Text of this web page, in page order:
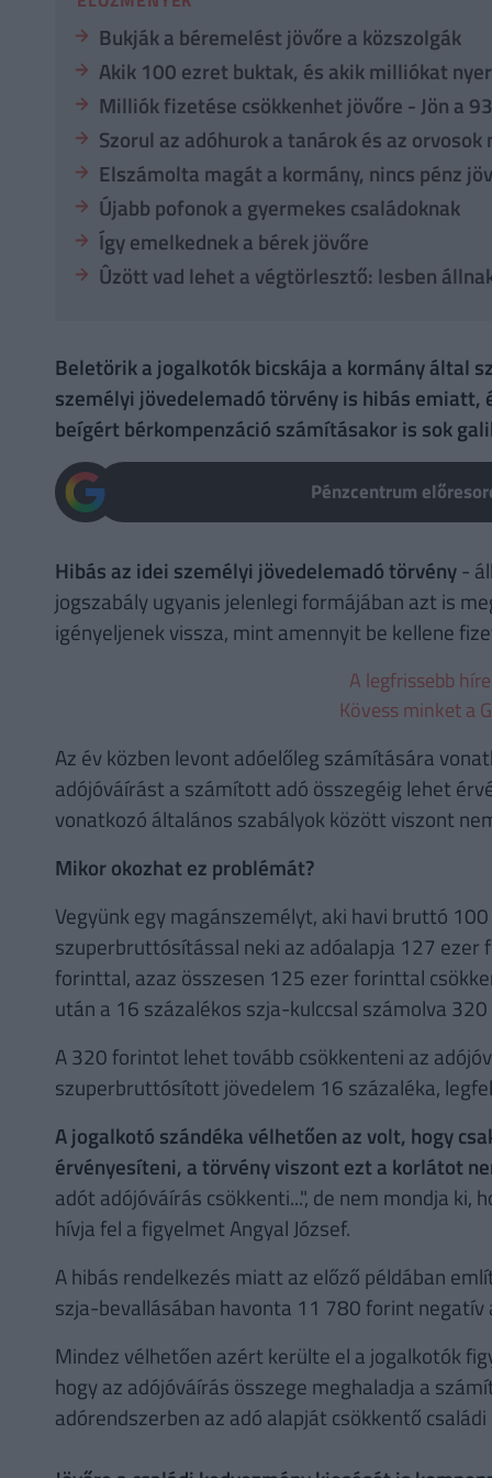
Bukják a béremelést jövőre a közszolgák
Akik 100 ezret buktak, és akik milliókat
Milliók fizetése csökkenhet jövőre - Jön a
Szorul az adóhurok a tanárok és az orvosok
Elszámolta magát a kormány, nincs pénz
Újabb pofonok a gyermekes családoknak
Így emelkednek a bérek jövőre
Ûzött vad lehet a végtörlesztő: lesben
Beletörik a jogalkotók bicskája a kormány által
személyi jövedelemadó törvény is hibás emiatt,
beígért bérkompenzáció számításakor is sok
Pénzcentrum
Hibás az idei személyi jövedelemadó törvény-
jogszabály ugyanis jelenlegi formájában azt is
igényeljenek vissza, mint amennyit be kellene
A legfrissebb
Kövess minket a
Az év közben levont adóelőleg számítására
adójóváírást a számított adó összegéig lehet
vonatkozó általános szabályok között viszont
Mikor okozhat ez problémát?
Vegyünk egy magánszemélyt, aki havi bruttó
szuperbruttósítással neki az adóalapja 127
forinttal, azaz összesen 125 ezer forinttal
után a 16 százalékos szja-kulccsal számolva
A 320 forintot lehet tovább csökkenteni az
szuperbruttósított jövedelem 16 százaléka,
A jogalkotó szándéka vélhetően az volt, hogy
érvényesíteni, a törvény viszont ezt a korlátot
adót adójóváírás csökkenti...", de nem mondja
hívja fel a figyelmet Angyal József.
A hibás rendelkezés miatt az előző példában
szja-bevallásában havonta 11 780 forint
Mindez vélhetően azért kerülte el a jogalkotók
hogy az adójóváírás összege meghaladja a
adórendszerben az adó alapját csökkentő